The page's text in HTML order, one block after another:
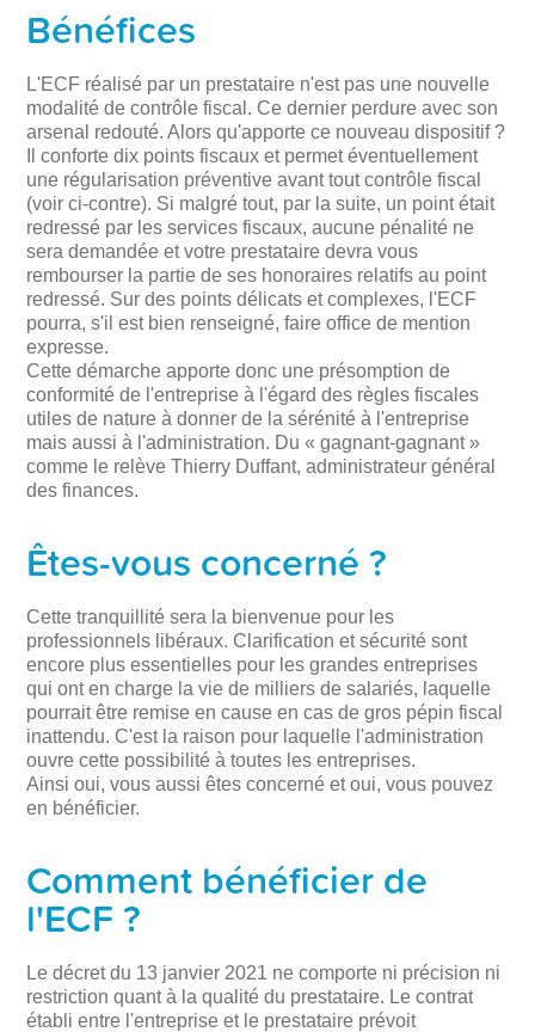
Bénéfices
L'ECF réalisé par un prestataire n'est pas une nouvelle
modalité de contrôle fiscal. Ce dernier perdure avec son
arsenal redouté. Alors qu'apporte ce nouveau dispositif ?
Il conforte dix points fiscaux et permet éventuellement
une régularisation préventive avant tout contrôle fiscal
(voir ci-contre). Si malgré tout, par la suite, un point était
redressé par les services fiscaux, aucune pénalité ne
sera demandée et votre prestataire devra vous
rembourser la partie de ses honoraires relatifs au point
redressé. Sur des points délicats et complexes, l'ECF
pourra, s'il est bien renseigné, faire office de mention
expresse.
Cette démarche apporte donc une présomption de
conformité de l'entreprise à l'égard des règles fiscales
utiles de nature à donner de la sérénité à l'entreprise
mais aussi à l'administration. Du « gagnant-gagnant »
comme le relève Thierry Duffant, administrateur général
des finances.
Êtes-vous concerné ?
Cette tranquillité sera la bienvenue pour les
professionnels libéraux. Clarification et sécurité sont
encore plus essentielles pour les grandes entreprises
qui ont en charge la vie de milliers de salariés, laquelle
pourrait être remise en cause en cas de gros pépin fiscal
inattendu. C'est la raison pour laquelle l'administration
ouvre cette possibilité à toutes les entreprises.
Ainsi oui, vous aussi êtes concerné et oui, vous pouvez
en bénéficier.
Comment bénéficier de
l'ECF ?
Le décret du 13 janvier 2021 ne comporte ni précision ni
restriction quant à la qualité du prestataire. Le contrat
établi entre l'entreprise et le prestataire prévoit